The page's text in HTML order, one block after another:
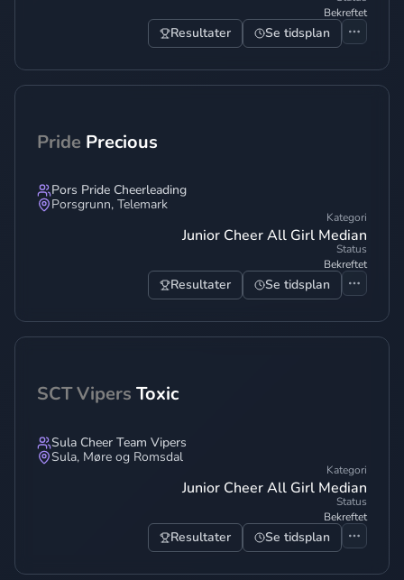
Bekreftet
Resultater Se tidsplan
Pride Precious
Pors Pride Cheerleading
Porsgrunn, Telemark
Kategori
Junior Cheer All Girl Median
Status
Bekreftet
Resultater Se tidsplan
SCT Vipers Toxic
Sula Cheer Team Vipers
Sula, Møre og Romsdal
Kategori
Junior Cheer All Girl Median
Status
Bekreftet
Resultater Se tidsplan